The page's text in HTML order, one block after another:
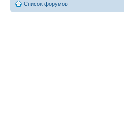
Список форумов